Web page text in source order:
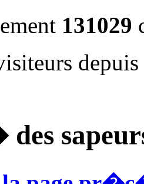
131029